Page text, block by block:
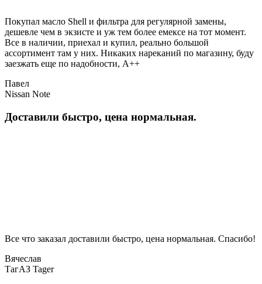
Покупал масло Shell и фильтра для регулярной замены,
дешевле чем в экзисте и уж тем более емексе на тот момент.
Все в наличии, приехал и купил, реально большой
ассортимент там у них. Никаких нареканий по магазину, буду
заезжать еще по надобности, A++
Павел
Nissan Note
Доставили быстро, цена нормальная.
Все что заказал доставили быстро, цена нормальная. Спасибо!
Вячеслав
ТагАЗ Tager